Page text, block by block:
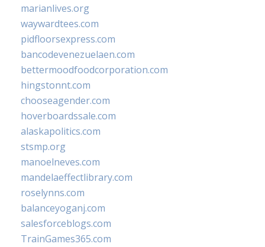
marianlives.org
waywardtees.com
pidfloorsexpress.com
bancodevenezuelaen.com
bettermoodfoodcorporation.com
hingstonnt.com
chooseagender.com
hoverboardssale.com
alaskapolitics.com
stsmp.org
manoelneves.com
mandelaeffectlibrary.com
roselynns.com
balanceyoganj.com
salesforceblogs.com
TrainGames365.com